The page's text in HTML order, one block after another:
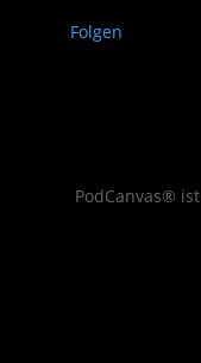
Folgen
PodCanvas®